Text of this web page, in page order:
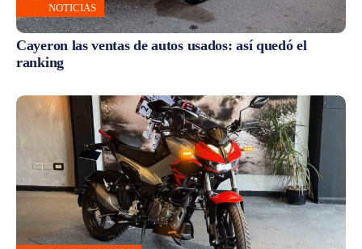
NOTICIAS
Cayeron las ventas de autos usados: así quedó el
ranking